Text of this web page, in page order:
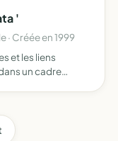
'
· Créée en 1999
et les liens
un cadre